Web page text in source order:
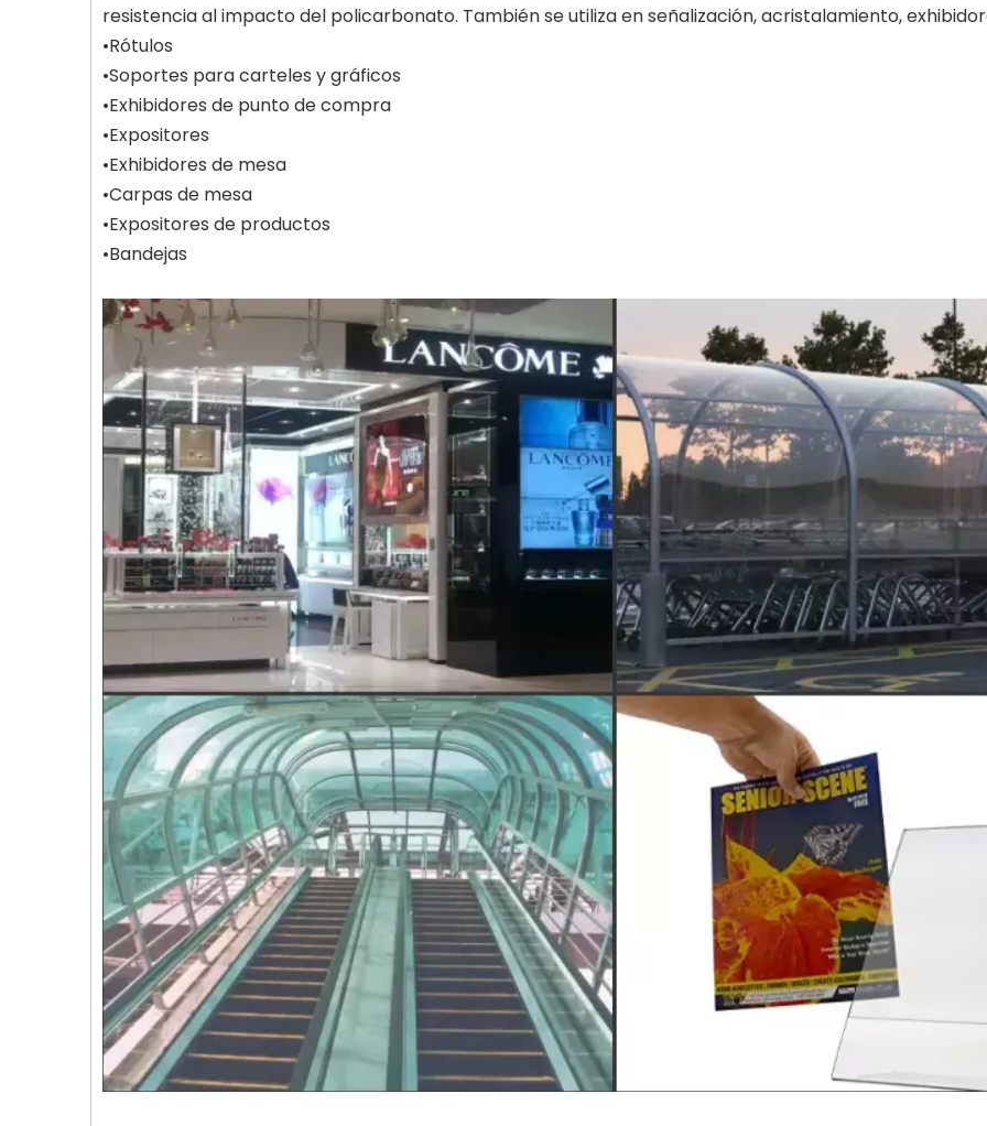
resistencia al impacto del policarbonato. También se utiliza en señalización, acristalamiento,
•Rótulos
•Soportes para carteles y gráficos
•Exhibidores de punto de compra
•Expositores
•Exhibidores de mesa
•Carpas de mesa
•Expositores de productos
•Bandejas